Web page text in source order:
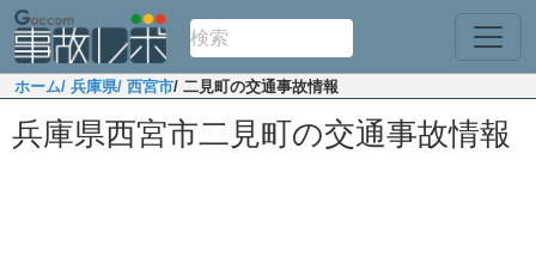
ホーム/ 兵庫県/ 西宮市/ 二見町の交通事故情報
兵庫県西宮市二見町の交通事故情報